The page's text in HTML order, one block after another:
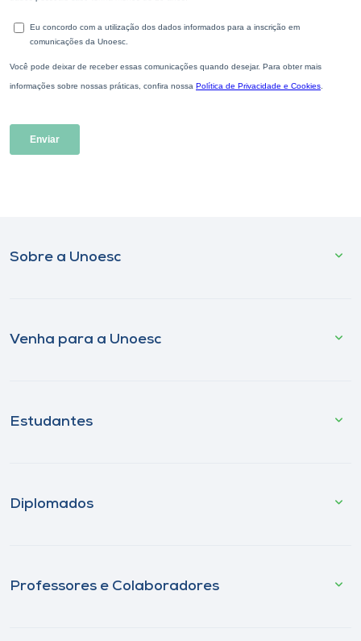
Sobre a Unoesc
Venha para a Unoesc
Estudantes
Diplomados
Professores e Colaboradores